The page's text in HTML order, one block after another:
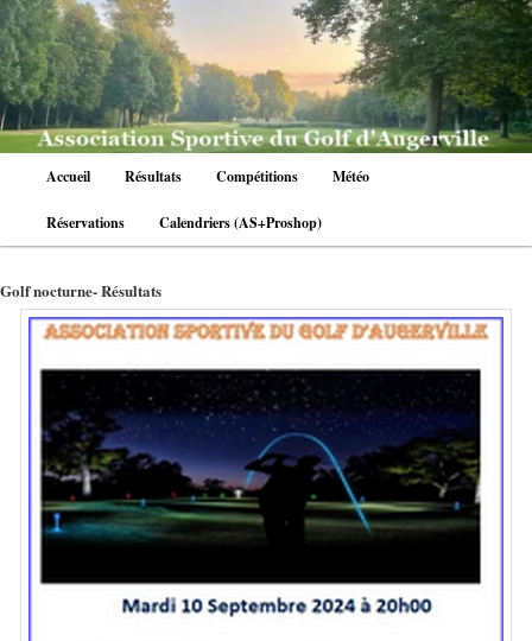
Aller
au
contenu
principal
Accueil Résultats Compétitions Météo
Réservations Calendriers (AS+Proshop)
Golf nocturne- Résultats